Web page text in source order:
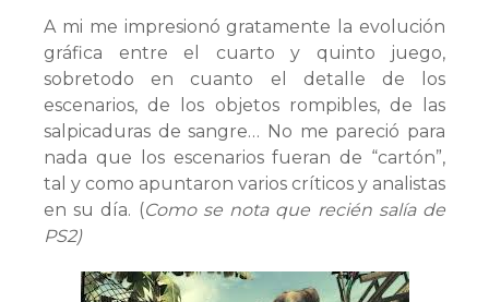
A mi me impresionó gratamente la evolución
gráfica entre el cuarto y quinto juego,
sobretodo en cuanto el detalle de los
escenarios, de los objetos rompibles, de las
salpicaduras de sangre… No me pareció para
nada que los escenarios fueran de “cartón”,
tal y como apuntaron varios críticos y analistas
en su día. (Como se nota que recién salía de
PS2)